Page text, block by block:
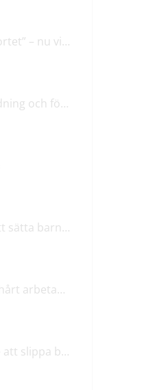
En tredjedel använder ”fritidskortet” – nu vill regeringen utveckla det
M & SD hycklar om tvångsblandning och förvärrar segregationen
Det finns bättre alternativ än att sätta barn i fängelse
Därför talar Moderaterna om ”hårt arbetande människor”
Holdingbolag hjälper de rikaste att slippa betala miljarder i skatt